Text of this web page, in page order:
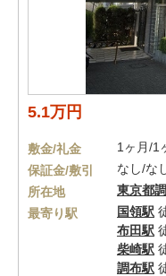
5.1万円
敷金/礼金
1ヶ月/1
保証金/敷引
なし/な
所在地
東京都
最寄り駅
国領駅
布田駅
柴崎駅
調布駅